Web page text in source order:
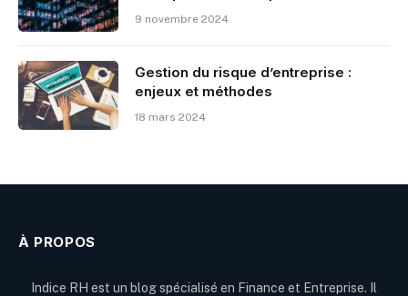
9 novembre 2024
Gestion du risque d’entreprise :
enjeux et méthodes
18 mars 2024
À PROPOS
Indice RH est un blog spécialisé en Finance et Entreprise. Il